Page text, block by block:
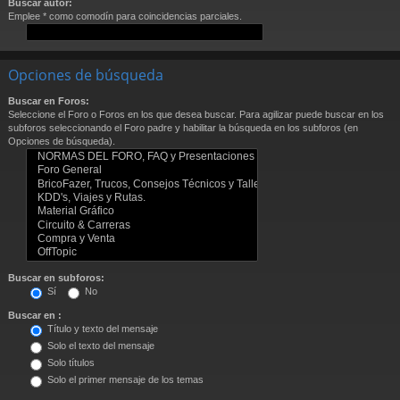
Buscar autor:
Emplee * como comodín para coincidencias parciales.
Opciones de búsqueda
Buscar en Foros:
Seleccione el Foro o Foros en los que desea buscar. Para agilizar puede buscar en los
subforos seleccionando el Foro padre y habilitar la búsqueda en los subforos (en
Opciones de búsqueda).
Buscar en subforos:
Sí
No
Buscar en :
Título y texto del mensaje
Solo el texto del mensaje
Solo títulos
Solo el primer mensaje de los temas